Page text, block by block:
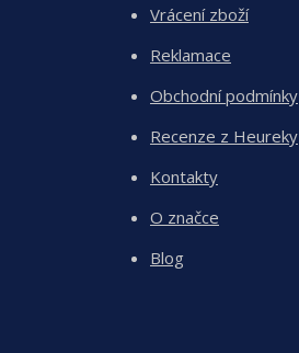
Vrácení zboží
Reklamace
Obchodní podmínky
Recenze z Heureky
Kontakty
O značce
Blog